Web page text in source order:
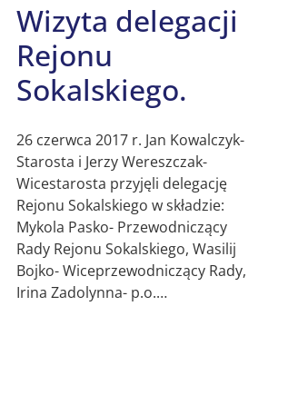
Wizyta delegacji
Rejonu
Sokalskiego.
26 czerwca 2017 r. Jan Kowalczyk-
Starosta i Jerzy Wereszczak-
Wicestarosta przyjęli delegację
Rejonu Sokalskiego w składzie:
Mykola Pasko- Przewodniczący
Rady Rejonu Sokalskiego, Wasilij
Bojko- Wiceprzewodniczący Rady,
Irina Zadolynna- p.o.…